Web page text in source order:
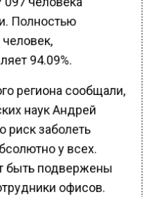
Полностью
94.09%.
региона сообщали,
наук Андрей
риск заболеть
у всех.
быть подвержены
офисов.